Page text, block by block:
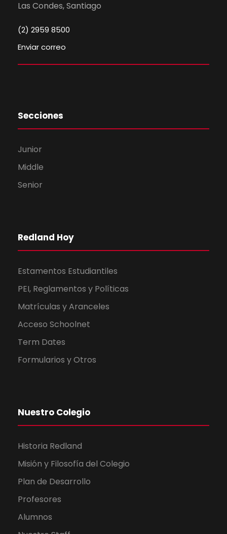
Las Condes, Santiago
(2) 2959 8500
Enviar correo
Secciones
Junior
Middle
Senior
Redland Hoy
Estamentos Estudiantiles
PEI, Reglamentos y Políticas
Matrículas y Aranceles
Acceso Schoolnet
Term Dates
Formularios y Otros
Nuestro Colegio
Historia Redland
Misión y Filosofía del Colegio
Plan de Desarrollo
Profesores
Alumnos